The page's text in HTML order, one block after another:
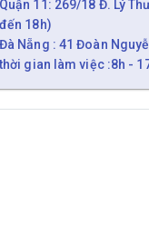
Quận 11: 269/18 Đ. Lý
đến 18h)
Đà Nẵng : 41 Đoàn
gian làm việc :8h -